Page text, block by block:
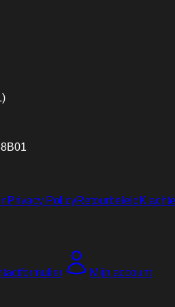
Privacy PolicyRetourbeleid
Mijn account